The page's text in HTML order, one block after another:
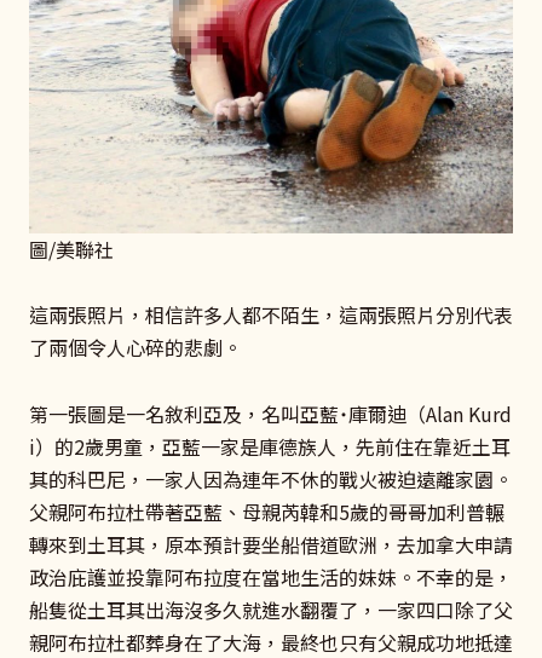
圖/美聯社
這兩張照片，相信許多人都不陌生，這兩張照片分別代表
了兩個令人心碎的悲劇。
第一張圖是一名敘利亞及，名叫亞藍˙庫爾迪（Alan Kurd
i）的2歲男童，亞藍一家是庫德族人，先前住在靠近土耳
其的科巴尼，一家人因為連年不休的戰火被迫遠離家園。
父親阿布拉杜帶著亞藍、母親芮韓和5歲的哥哥加利普輾
轉來到土耳其，原本預計要坐船借道歐洲，去加拿大申請
政治庇護並投靠阿布拉度在當地生活的妹妹。不幸的是，
船隻從土耳其出海沒多久就進水翻覆了，一家四口除了父
親阿布拉杜都葬身在了大海，最終也只有父親成功地抵達